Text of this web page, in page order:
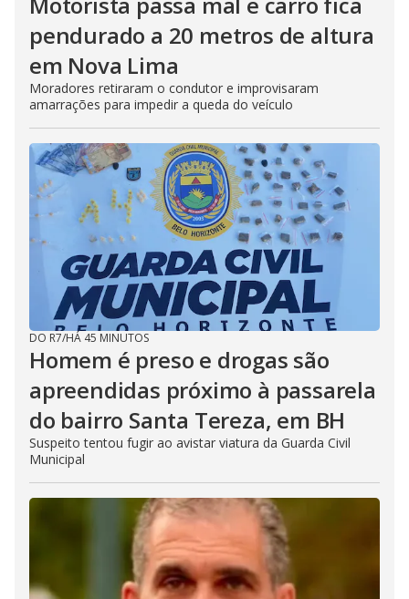
pendurado a 20 metros de altura
em Nova Lima
Moradores retiraram o condutor e improvisaram
amarrações para impedir a queda do veículo
DO R7/HÁ 45 MINUTOS
Homem é preso e drogas são
apreendidas próximo à passarela
do bairro Santa Tereza, em BH
Suspeito tentou fugir ao avistar viatura da Guarda Civil
Municipal